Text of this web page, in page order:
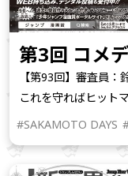
第3回 コメ
【第93回】審査員：
これを守ればヒット
#SAKAMOTO DAYS